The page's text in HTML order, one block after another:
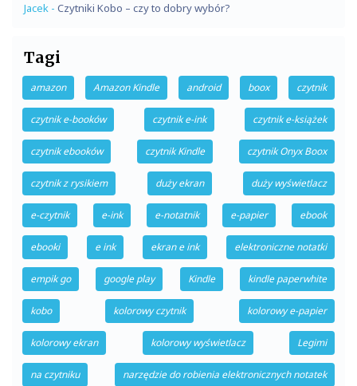
Jacek - Czytniki Kobo – czy to dobry wybór?
Tagi
amazon Amazon Kindle android boox czytnik
czytnik e-booków czytnik e-ink czytnik e-książek
czytnik ebooków czytnik Kindle czytnik Onyx Boox
czytnik z rysikiem duży ekran duży wyświetlacz
e-czytnik e-ink e-notatnik e-papier ebook
ebooki e ink ekran e ink elektroniczne notatki
empik go google play Kindle kindle paperwhite
kobo kolorowy czytnik kolorowy e-papier
kolorowy ekran kolorowy wyświetlacz Legimi
na czytniku narzędzie do robienia elektronicznych notatek